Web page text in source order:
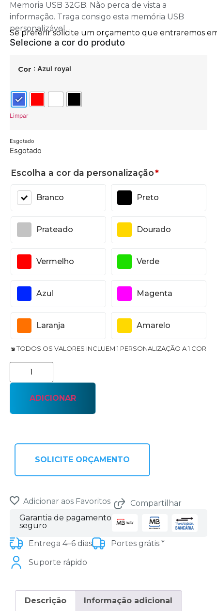
Memoria USB 32GB. Não perca de vista a
informação. Traga consigo esta memória USB
personalizável.
Cor : Azul royal
Limpar
Esgotado
Esgotado
Escolha a cor da personalização*
Branco Preto
Prateado Dourado
Vermelho Verde
Azul Magenta
Laranja Amarelo
🢆 TODOS OS VALORES INCLUEM 1 PERSONALIZAÇÃO A 1 COR
ADICIONAR
SOLICITE ORÇAMENTO
Adicionar aos Favoritos
Compartilhar
Garantia de pagamento
seguro
Entrega 4–6 dias
Portes grátis *
Suporte rápido
Descrição Informação adicional